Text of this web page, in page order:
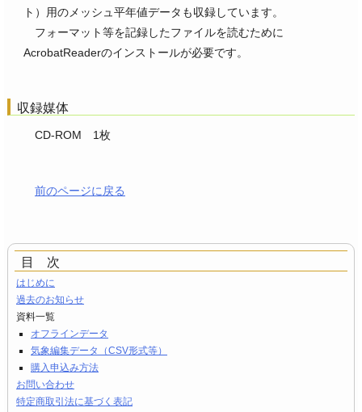
ト）用のメッシュ平年値データも収録しています。
フォーマット等を記録したファイルを読むために
AcrobatReaderのインストールが必要です。
収録媒体
CD-ROM 1枚
前のページに戻る
目 次
はじめに
過去のお知らせ
資料一覧
オフラインデータ
気象編集データ（CSV形式等）
購入申込み方法
お問い合わせ
特定商取引法に基づく表記